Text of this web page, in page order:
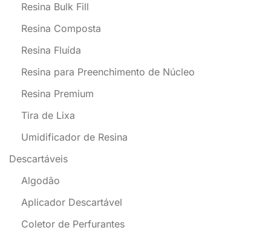
Resina Bulk Fill
Resina Composta
Resina Fluída
Resina para Preenchimento de Núcleo
Resina Premium
Tira de Lixa
Umidificador de Resina
Descartáveis
Algodão
Aplicador Descartável
Coletor de Perfurantes